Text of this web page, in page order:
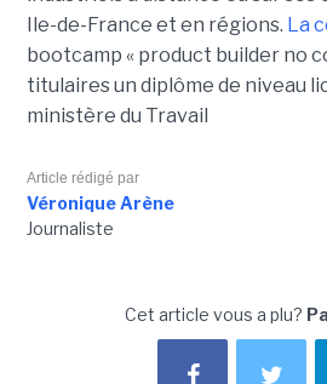
Ile-de-France et en régions. La
bootcamp « product builder no
titulaires un diplôme de niveau
ministère du Travail
Article rédigé par
Véronique Arène
Journaliste
Cet article vous a plu?